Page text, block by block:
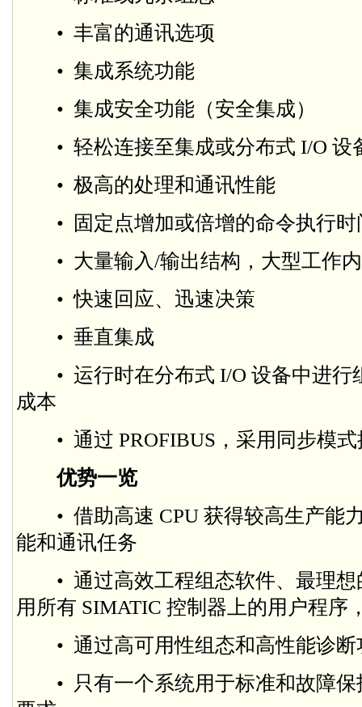
• 丰富的通讯选项
• 集成系统功能
• 集成安全功能（安全集成）
• 轻松连接至集成或分布式 I/O 设
• 极高的处理和通讯性能
• 固定点增加或倍增的命令执行时
• 大量输入/输出结构，大型工作内
• 快速回应、迅速决策
• 垂直集成
• 运行时在分布式 I/O 设备中进行
成本
• 通过 PROFIBUS，采用同步模
优势一览
• 借助高速 CPU 获得较高生产能
能和通讯任务
• 通过高效工程组态软件、最理想
用所有 SIMATIC 控制器上的用户程序
• 通过高可用性组态和高性能诊断
• 只有一个系统用于标准和故障保